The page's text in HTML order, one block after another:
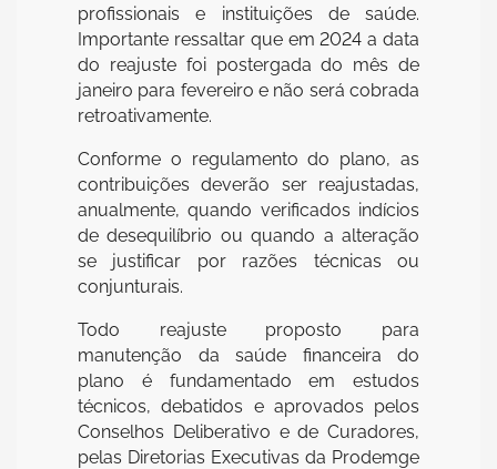
profissionais e instituições de saúde.
Importante ressaltar que em 2024 a data
do reajuste foi postergada do mês de
janeiro para fevereiro e não será cobrada
retroativamente.
Conforme o regulamento do plano, as
contribuições deverão ser reajustadas,
anualmente, quando verificados indícios
de desequilíbrio ou quando a alteração
se justificar por razões técnicas ou
conjunturais.
Todo reajuste proposto para
manutenção da saúde financeira do
plano é fundamentado em estudos
técnicos, debatidos e aprovados pelos
Conselhos Deliberativo e de Curadores,
pelas Diretorias Executivas da Prodemge